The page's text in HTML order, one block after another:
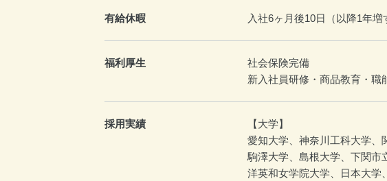
有給休暇 入社6ヶ月後10日（以降1年
福利厚生
社会保険完備
新入社員研修・商品教育・職
採用実績
【大学】
愛知大学、神奈川工科大学、
駒澤大学、島根大学、下関市
洋英和女学院大学、日本大学